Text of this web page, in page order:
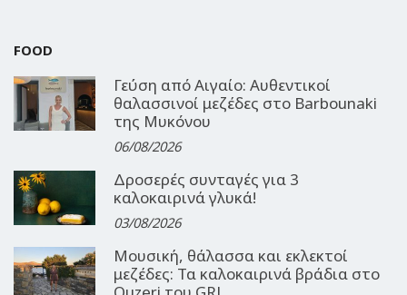
FOOD
Γεύση από Αιγαίο: Αυθεντικοί
θαλασσινοί μεζέδες στο Barbounaki
της Μυκόνου
06/08/2026
Δροσερές συνταγές για 3
καλοκαιρινά γλυκά!
03/08/2026
Μουσική, θάλασσα και εκλεκτοί
μεζέδες: Τα καλοκαιρινά βράδια στο